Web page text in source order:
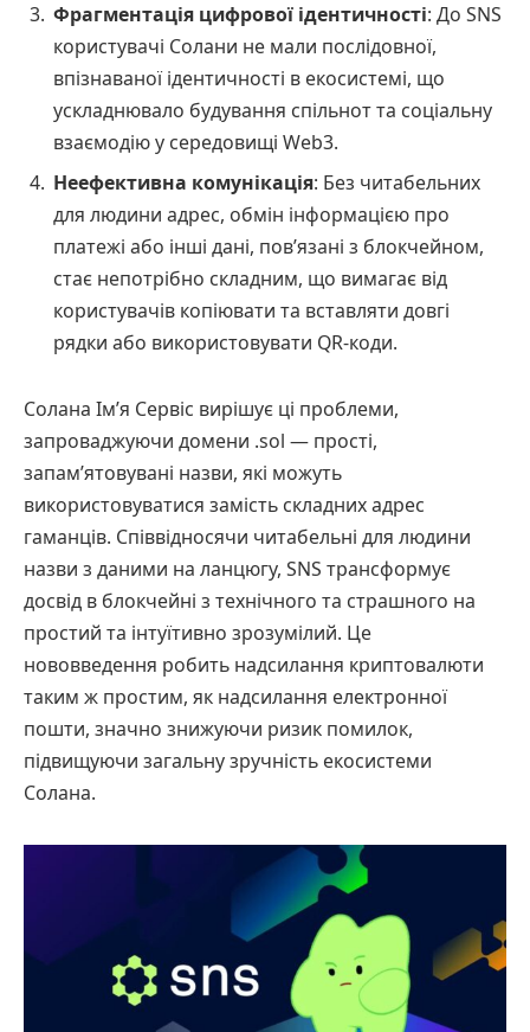
Фрагментація цифрової ідентичності: До SNS
користувачі Солани не мали послідовної,
впізнаваної ідентичності в екосистемі, що
ускладнювало будування спільнот та соціальну
взаємодію у середовищі Web3.
Неефективна комунікація: Без читабельних
для людини адрес, обмін інформацією про
платежі або інші дані, пов’язані з блокчейном,
стає непотрібно складним, що вимагає від
користувачів копіювати та вставляти довгі
рядки або використовувати QR-коди.
Солана Ім’я Сервіс вирішує ці проблеми,
запроваджуючи домени .sol — прості,
запам’ятовувані назви, які можуть
використовуватися замість складних адрес
гаманців. Співвідносячи читабельні для людини
назви з даними на ланцюгу, SNS трансформує
досвід в блокчейні з технічного та страшного на
простий та інтуїтивно зрозумілий. Це
нововведення робить надсилання криптовалюти
таким ж простим, як надсилання електронної
пошти, значно знижуючи ризик помилок,
підвищуючи загальну зручність екосистеми
Солана.